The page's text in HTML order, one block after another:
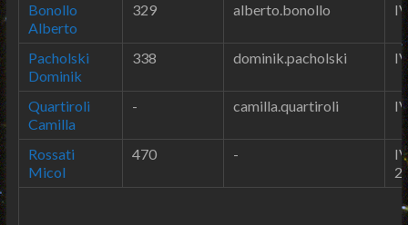
Bonollo
Alberto
329 alberto.bonollo
Pacholski
Dominik
338 dominik.pacholski
Quartiroli
Camilla
- camilla.quartiroli
Rossati
Micol
470 -